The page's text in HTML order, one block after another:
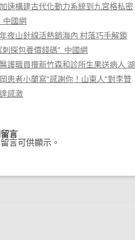
速構建古代化動力系統到九宮格私密
中國網
夜山針線活熱銷海內 村落巧手解鎖
刺探包養價錢碼”_中國網
護職員攢新竹森和診所生果送病人 湖
患者小蘭寫“感謝你！山東人”對李贊
感激
言
言可供顯示。